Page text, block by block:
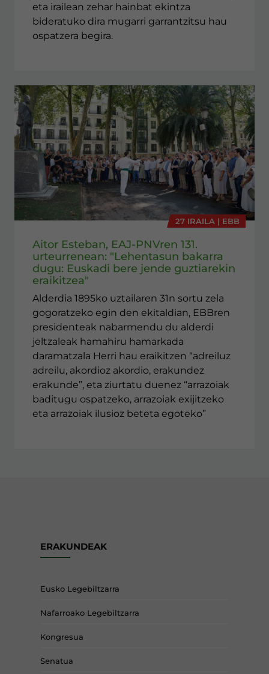
eta irailean zehar hainbat ekintza
bideratuko dira mugarri garrantzitsu hau
ospatzera begira.
27 IRAILA | EBB
Aitor Esteban, EAJ-PNVren 131.
urteurrenean: "Lehentasun bakarra
dugu: Euskadi bere jende guztiarekin
eraikitzea"
Alderdia 1895ko uztailaren 31n sortu zela
gogoratzeko egin den ekitaldian, EBBren
presidenteak nabarmendu du alderdi
jeltzaleak hamahiru hamarkada
daramatzala Herri hau eraikitzen “adreiluz
adreilu, akordioz akordio, erakundez
erakunde”, eta ziurtatu duenez “arrazoiak
baditugu ospatzeko, arrazoiak exijitzeko
eta arrazoiak ilusioz beteta egoteko”
ERAKUNDEAK
Eusko Legebiltzarra
Nafarroako Legebiltzarra
Kongresua
Senatua